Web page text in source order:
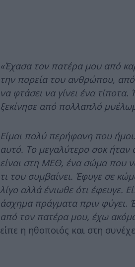
«Έχασα τον πατέρα μου από
την πορεία του ανθρώπου, από
να φτάσει να γίνει ένα
ξεκίνησε από πολλαπλό
Είμαι πολύ περήφανη που
αυτό. Το μεγαλύτερο σοκ ήταν
είναι στη ΜΕΘ, ένα σώμα που
τι του συμβαίνει. Έφυγε σε
λίγο αλλά ένιωθε ότι έφευγε.
άσχημα πράγματα πριν φύγει.
από τον πατέρα μου, έχω
είπε η ηθοποιός και στη